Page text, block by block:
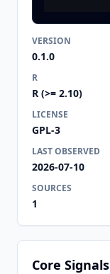
VERSION
0.1.0
R
R (>= 2.10)
LICENSE
GPL-3
LAST OBSERVED
2026-07-10
SOURCES
1
Core Signals